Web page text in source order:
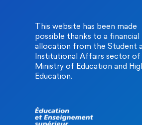
This website has been made
possible thanks to a financial
allocation from the Student
Institutional Affairs sector of
Ministry of Education and
Education.